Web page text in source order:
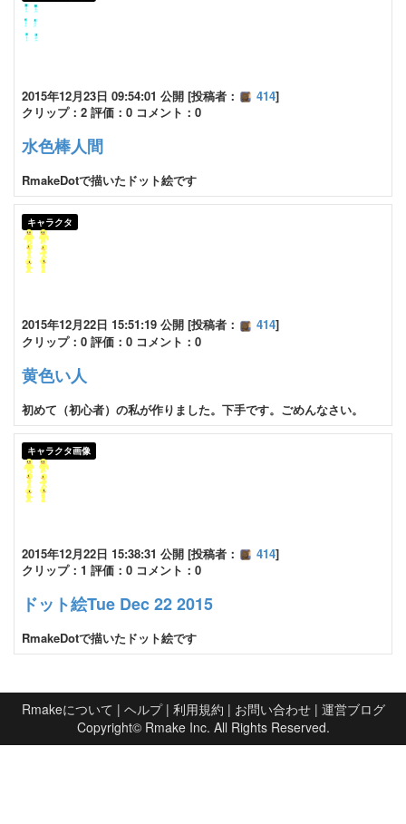
2015年12月23日 09:54:01 公開 [投稿者： 414]
クリップ：2 評価：0 コメント：0
水色棒人間
RmakeDotで描いたドット絵です
キャラクタ
2015年12月22日 15:51:19 公開 [投稿者： 414]
クリップ：0 評価：0 コメント：0
黄色い人
初めて（初心者）の私が作りました。下手です。ごめんなさい。
キャラクタ画像
2015年12月22日 15:38:31 公開 [投稿者： 414]
クリップ：1 評価：0 コメント：0
ドット絵Tue Dec 22 2015
RmakeDotで描いたドット絵です
Rmakeについて | ヘルプ| 利用規約 | お問い合わせ| 運営ブログ
Copyright© Rmake Inc. All Rights Reserved.